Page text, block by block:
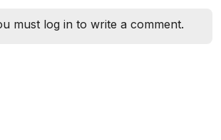
must log in to write a comment.